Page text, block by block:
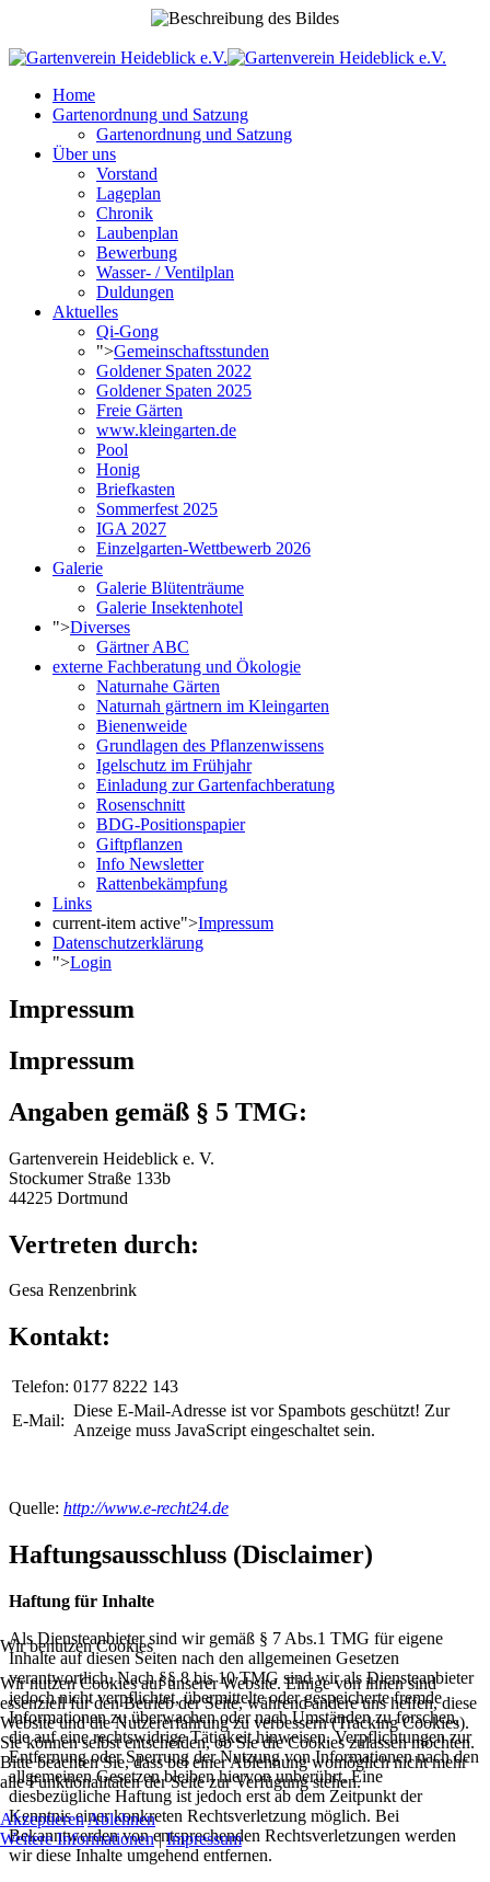
Home
Gartenordnung und Satzung
Gartenordnung und Satzung
Über uns
Vorstand
Lageplan
Chronik
Laubenplan
Bewerbung
Wasser- / Ventilplan
Duldungen
Aktuelles
Qi-Gong
">Gemeinschaftsstunden
Goldener Spaten 2022
Goldener Spaten 2025
Freie Gärten
www.kleingarten.de
Pool
Honig
Briefkasten
Sommerfest 2025
IGA 2027
Einzelgarten-Wettbewerb 2026
Galerie
Galerie Blütenträume
Galerie Insektenhotel
">Diverses
Gärtner ABC
externe Fachberatung und Ökologie
Naturnahe Gärten
Naturnah gärtnern im Kleingarten
Bienenweide
Grundlagen des Pflanzenwissens
Igelschutz im Frühjahr
Einladung zur Gartenfachberatung
Rosenschnitt
BDG-Positionspapier
Giftpflanzen
Info Newsletter
Rattenbekämpfung
Links
current-item active">Impressum
Datenschutzerklärung
">Login
Impressum
Impressum
Angaben gemäß § 5 TMG:
Gartenverein Heideblick e. V.
Stockumer Straße 133b
44225 Dortmund
Vertreten durch:
Gesa Renzenbrink
Kontakt:
Telefon: 0177 8222 143
E-Mail:
Diese E-Mail-Adresse ist vor Spambots geschützt! Zur
Anzeige muss JavaScript eingeschaltet sein.
Quelle: http://www.e-recht24.de
Haftungsausschluss (Disclaimer)
Haftung für Inhalte
Als Diensteanbieter sind wir gemäß § 7 Abs.1 TMG für eigene
Inhalte auf diesen Seiten nach den allgemeinen Gesetzen
verantwortlich. Nach §§ 8 bis 10 TMG sind wir als Diensteanbieter
jedoch nicht verpflichtet, übermittelte oder gespeicherte fremde
Informationen zu überwachen oder nach Umständen zu forschen,
die auf eine rechtswidrige Tätigkeit hinweisen. Verpflichtungen zur
Entfernung oder Sperrung der Nutzung von Informationen nach den
allgemeinen Gesetzen bleiben hiervon unberührt. Eine
diesbezügliche Haftung ist jedoch erst ab dem Zeitpunkt der
Kenntnis einer konkreten Rechtsverletzung möglich. Bei
Bekanntwerden von entsprechenden Rechtsverletzungen werden
wir diese Inhalte umgehend entfernen.
Wir benutzen Cookies
Wir nutzen Cookies auf unserer Website. Einige von ihnen sind
essenziell für den Betrieb der Seite, während andere uns helfen, diese
Website und die Nutzererfahrung zu verbessern (Tracking Cookies).
Sie können selbst entscheiden, ob Sie die Cookies zulassen möchten.
Bitte beachten Sie, dass bei einer Ablehnung womöglich nicht mehr
alle Funktionalitäten der Seite zur Verfügung stehen.
AkzeptierenAblehnen
Weitere Informationen|Impressum